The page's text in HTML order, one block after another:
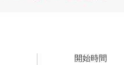
開始時間